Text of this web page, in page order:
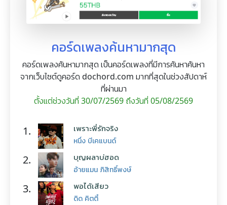
คอร์ดเพลงค้นหามากสุด
คอร์ดเพลงค้นหามากสุด เป็นคอร์ดเพลงที่มีการค้นหาค้นหา
จากเว็บไซต์ดูคอร์ด dochord.com มากที่สุดในช่วงสัปดาห์
ที่ผ่านมา
ตั้งแต่ช่วงวันที่ 30/07/2569 ถึงวันที่ 05/08/2569
1. เพราะพี่รักจริง
หนึ่ง บีเคแบนด์
2. บุญผลาบ่ฮอด
อ้ายแมน ภิสิทธิ์พงษ์
3. พอได้เสียว
ดิด คิตตี้